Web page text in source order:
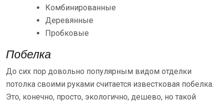
Комбинированные
Деревянные
Пробковые
Побелка
До сих пор довольно популярным видом отделки
потолка своими руками считается известковая побелка.
Это, конечно, просто, экологично, дешево, но такой